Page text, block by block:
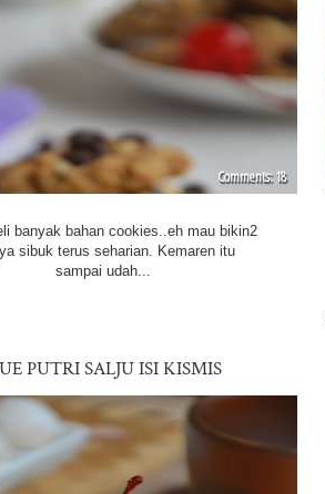
banyak bahan cookies..eh mau bikin2
sibuk terus seharian. Kemaren itu
sampai udah...
18
PUTRI SALJU ISI KISMIS